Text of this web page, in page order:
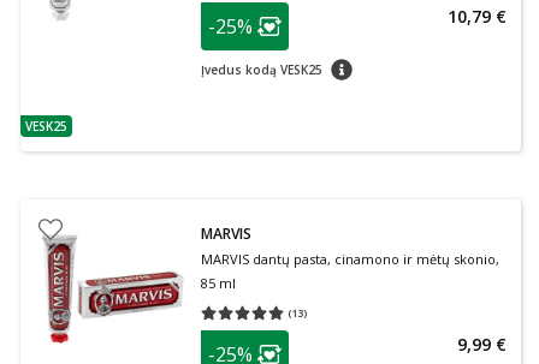
patarimas
VESK25
patarimas
Lojalumo klubo narių nuolaida
-25%
Įvedus kodą VESK25 patarimas
10,79 €
MARVIS
MARVIS dantų pasta, cinamono ir mėtų skonio,
85 ml
(13)
Vidutinis įvertinimas 5.00
patarimas
-25% 9,99 €